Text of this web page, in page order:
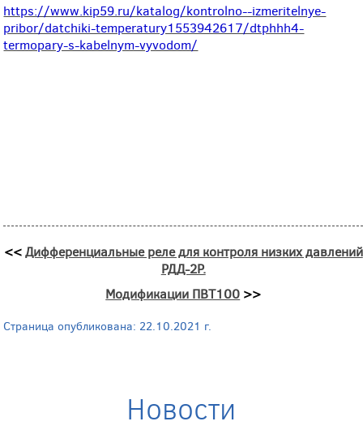
https://www.kip59.ru/katalog/kontrolno--izmeritelnye-
pribor/datchiki-temperatury1553942617/dtphhh4-
termopary-s-kabelnym-vyvodom/
<<Дифференциальные реле для контроля низких давлений
РДД-2Р.
Модификации ПВТ100 >>
Страница опубликована: 22.10.2021 г.
Новости